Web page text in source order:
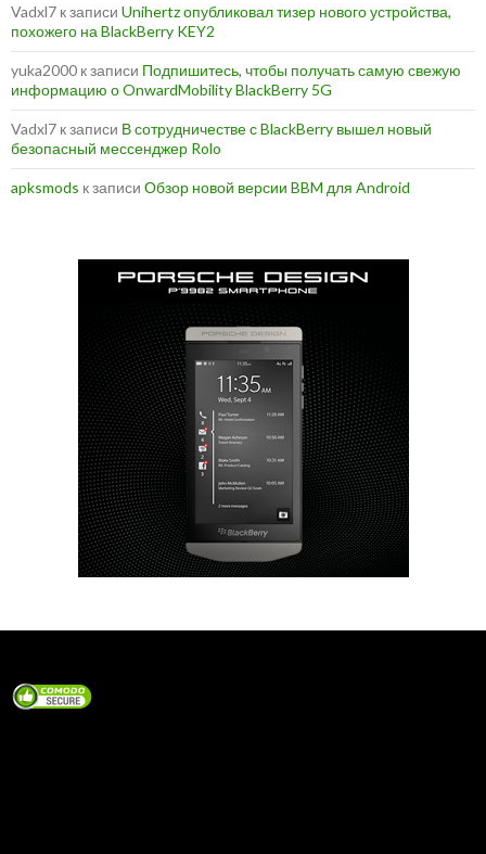
Vadxl7 к записи Unihertz опубликовал тизер нового устройства,
похожего на BlackBerry KEY2
yuka2000 к записи Подпишитесь, чтобы получать самую свежую
информацию о OnwardMobility BlackBerry 5G
Vadxl7 к записи В сотрудничестве с BlackBerry вышел новый
безопасный мессенджер Rolo
apksmods к записи Обзор новой версии BBM для Android